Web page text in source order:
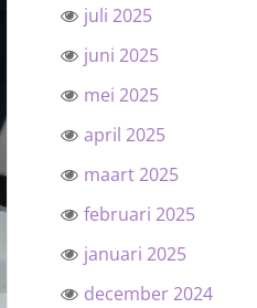
juli 2025
juni 2025
mei 2025
april 2025
maart 2025
februari 2025
januari 2025
december 2024